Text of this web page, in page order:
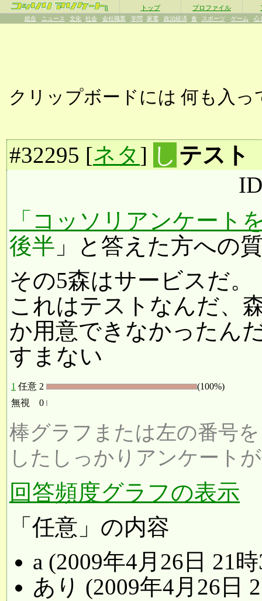
β トップ プロファイル
総合 ニュース 文化 社会 会社職業 学問 家電 政治経済 食 スポーツ ゲーム 心
クリップボードには 何も入っ
#32295 [ネタ] し テスト
「コッソリアンケート
後半 」と答えた方への
その5森はサービスだ。
これはテストなんだ、
か用意できなかったん
すまない
1 任意 2
(100%)
無視
0
棒グラフまたは左の番号
したしっかりアンケート
回答頻度グラフの表示
「任意」の内容
a (2009年4月26日 21
あり (2009年4月26日